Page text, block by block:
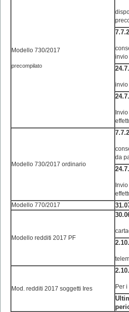
Modello 730/2017
precompilato
invio
invio
Modello 730/2017 ordinario
da
Modello 770/2017
Modello redditi 2017 PF
Mod. redditi 2017 soggetti Ires Per i